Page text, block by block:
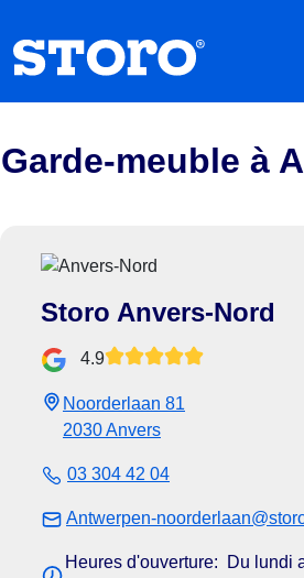
Garde-meuble à
Storo Anvers-Nord
4.9
Noorderlaan 81
2030 Anvers
03 304 42 04
Antwerpen-
Heures d'ouverture: Du lundi